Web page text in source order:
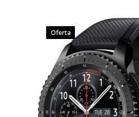
Oferta